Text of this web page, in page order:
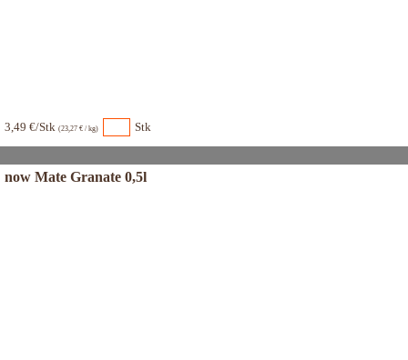
3,49 €/Stk (23,27 € / kg) Stk
now Mate Granate 0,5l